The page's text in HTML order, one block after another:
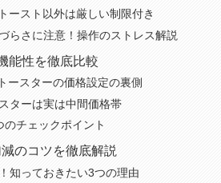
ースト以外は厳しい制限付き
らさに注意！操作のストレス解説
能性を徹底比較
ースターの価格設定の裏側
ターは実は中間価格帯
チェックポイント
のコツを徹底解説
知っておきたい3つの理由